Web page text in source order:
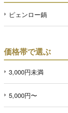
ピェンロー鍋
価格帯で選ぶ
3,000円未満
5,000円〜